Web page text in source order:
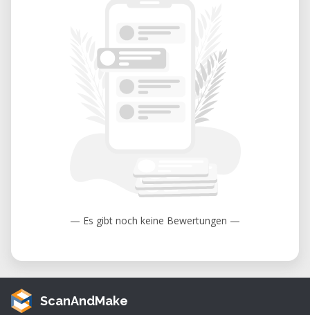
— Es gibt noch keine Bewertungen —
ScanAndMake